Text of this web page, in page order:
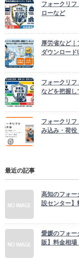
フォークリ
ローなど
厚労省など｜
ダウンロー
フォークリ
などを把握し
フォークリ
み込み・荷役
最近の記事
高知のフォー
設センター】
愛媛のフォー
販】料金相場